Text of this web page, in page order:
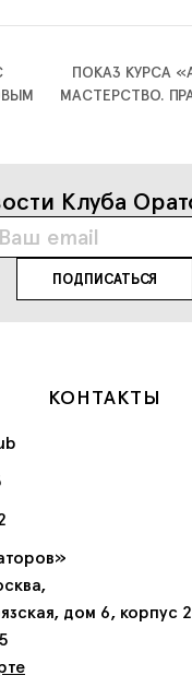
ПОКАЗ КУРСА
МАСТЕРСТВО.
Клуба
КОНТАКТЫ
дом 6, корпус 2